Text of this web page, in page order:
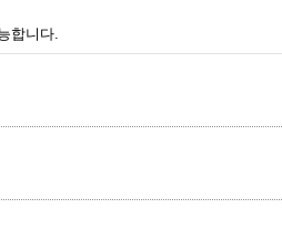
합니다.